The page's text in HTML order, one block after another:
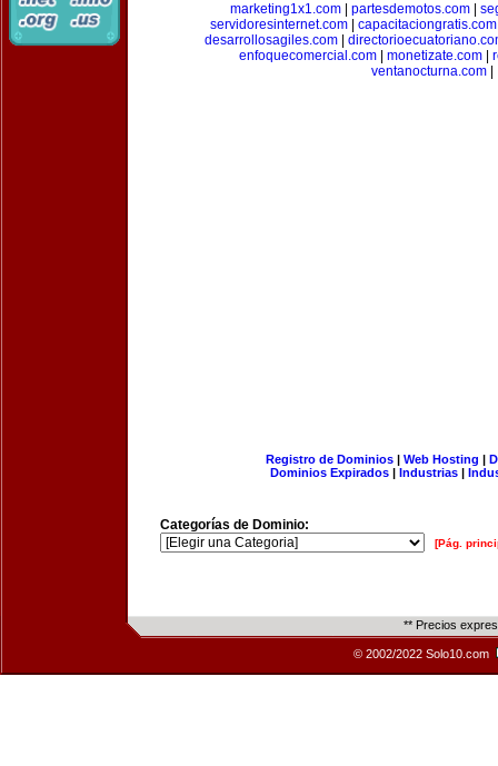
marketing1x1.com| partesdemotos.com|
servidoresinternet.com| capacitaciongratis.com
desarrollosagiles.com
enfoquecomercial.com
monetizate.com
ventanocturna.com
Registro de Dominios| Web Hosting |
Dominios Expirados | Industrias |
Categorías de Dominio:
[Pág.
** Precios
© 2002/2022 Solo10.com